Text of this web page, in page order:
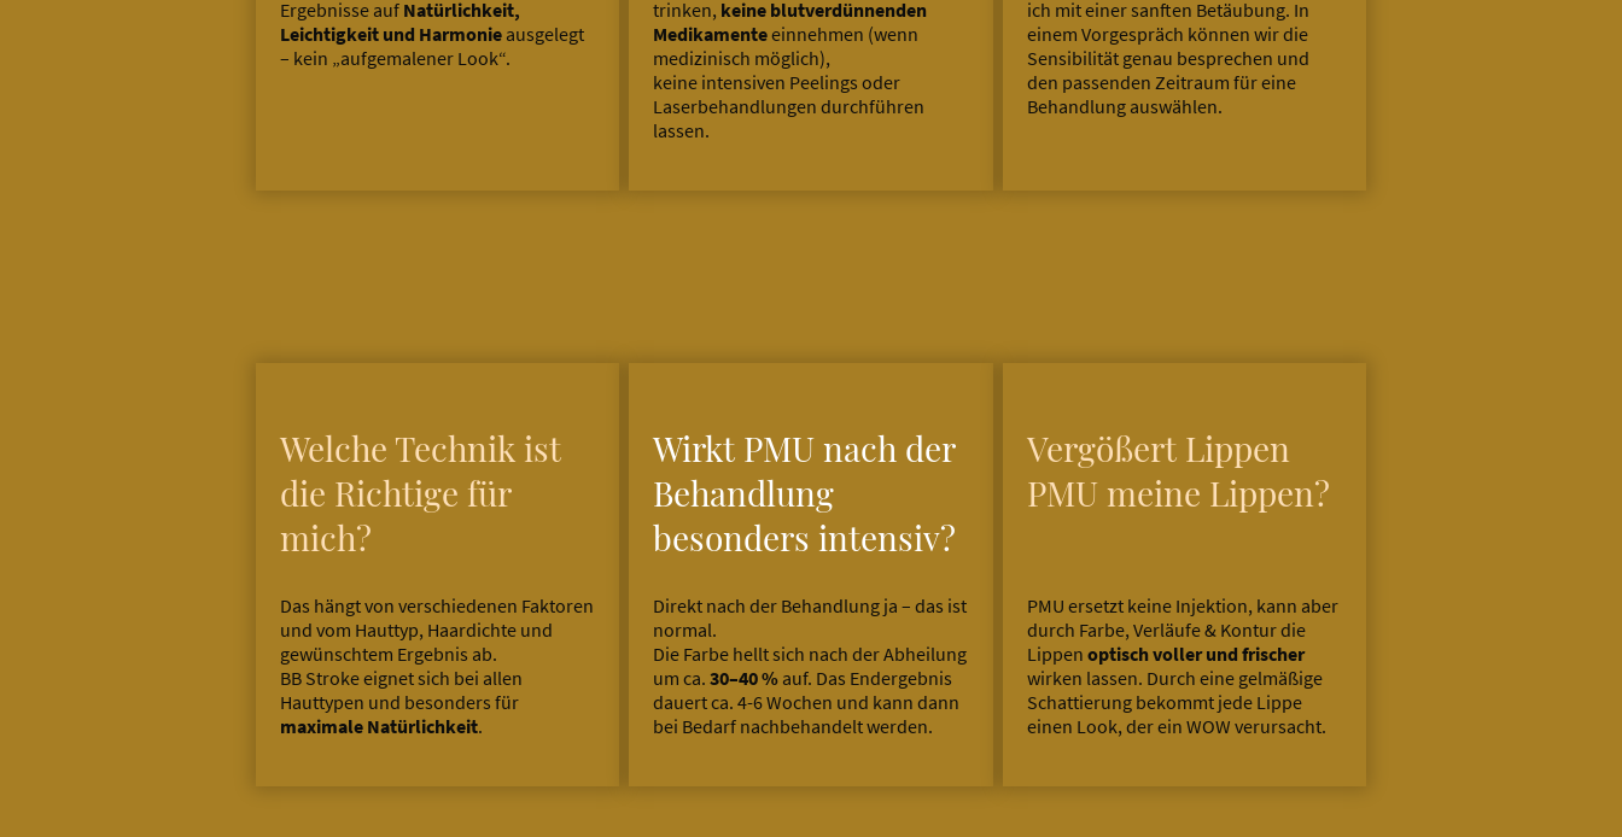
Ergebnisse auf Natürlichkeit,
Leichtigkeit und Harmonie ausgelegt
– kein „aufgemalener Look“.
trinken, keine blutverdünnenden
Medikamenteeinnehmen (wenn
medizinisch möglich),
keine intensiven Peelings oder
Laserbehandlungen durchführen
lassen.
ich mit einer sanften Betäubung. In
einem Vorgespräch können wir die
Sensibilität genau besprechen und
den passenden Zeitraum für eine
Behandlung auswählen.
Welche Technik ist
die Richtige für
mich?
Das hängt von verschiedenen Faktoren
und vom Hauttyp, Haardichte und
gewünschtem Ergebnis ab.
BB Stroke eignet sich bei allen
Hauttypen und besonders für
maximale Natürlichkeit.
Wirkt PMU nach der
Behandlung
besonders intensiv?
Direkt nach der Behandlung ja – das ist
normal.
Die Farbe hellt sich nach der Abheilung
um ca.30–40 % auf. Das Endergebnis
dauert ca. 4-6 Wochen und kann dann
bei Bedarf nachbehandelt werden.
Vergößert Lippen
PMU meine Lippen?
PMU ersetzt keine Injektion, kann aber
durch Farbe, Verläufe & Kontur die
Lippen optisch voller und frischer
wirken lassen. Durch eine gelmäßige
Schattierung bekommt jede Lippe
einen Look, der ein WOW verursacht.